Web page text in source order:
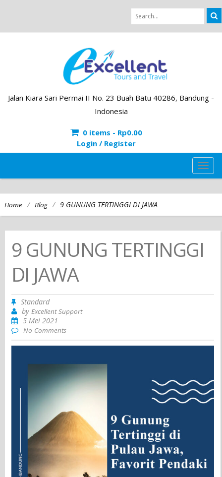
Jalan Kiara Sari Permai II No. 23 Buah Batu 40286, Bandung -
Indonesia
0 items - Rp0.00
Login / Register
Home / Blog / 9 GUNUNG TERTINGGI DI JAWA
9 GUNUNG TERTINGGI
DI JAWA
Standard
byExcellent Support
5 Mei 2021
No Comments